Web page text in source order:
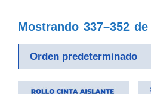
Mostrando 337–352